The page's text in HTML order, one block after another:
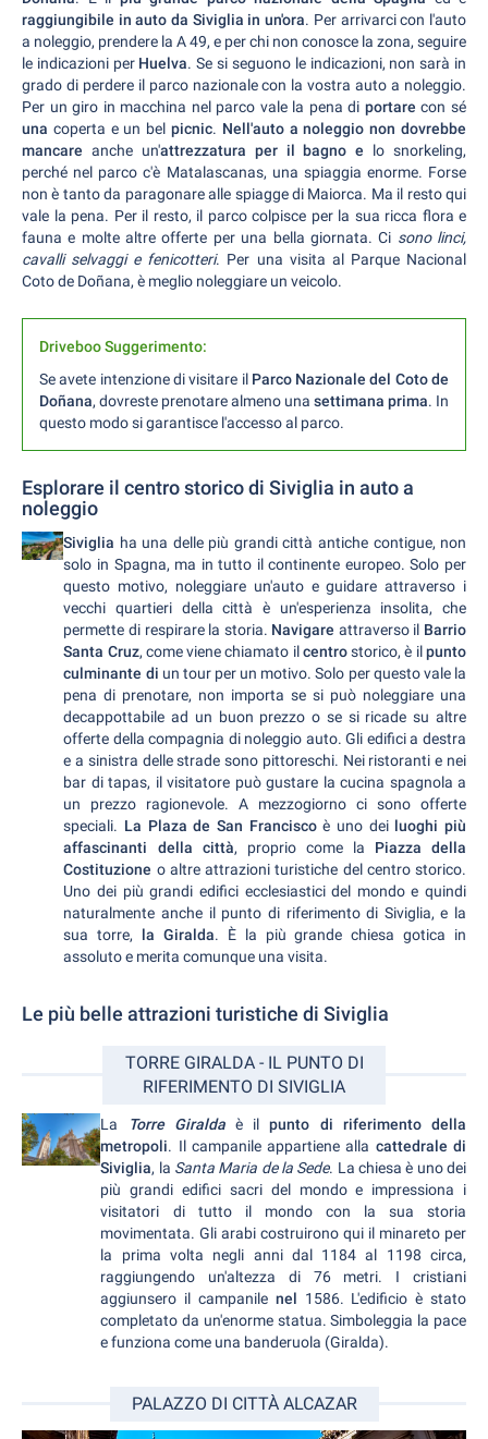
raggiungibile in auto da Siviglia in un'ora. Per arrivarci con l'auto
a noleggio, prendere la A 49, e per chi non conosce la zona, seguire
le indicazioni per Huelva. Se si seguono le indicazioni, non sarà in
grado di perdere il parco nazionale con la vostra auto a noleggio.
Per un giro in macchina nel parco vale la pena di portare con sé
una coperta e un bel picnic. Nell'auto a noleggio non dovrebbe
mancare anche un'attrezzatura per il bagno e lo snorkeling,
perché nel parco c'è Matalascanas, una spiaggia enorme. Forse
non è tanto da paragonare alle spiagge di Maiorca. Ma il resto qui
vale la pena. Per il resto, il parco colpisce per la sua ricca flora e
fauna e molte altre offerte per una bella giornata. Ci sono linci,
cavalli selvaggi e fenicotteri. Per una visita al Parque Nacional
Coto de Doñana, è meglio noleggiare un veicolo.
Driveboo Suggerimento:
Se avete intenzione di visitare ilParco Nazionale del Coto de
Doñana, dovreste prenotare almeno una settimana prima. In
questo modo si garantisce l'accesso al parco.
Esplorare il centro storico di Siviglia in auto a
noleggio
Siviglia ha una delle più grandi città antiche contigue, non
solo in Spagna, ma in tutto il continente europeo. Solo per
questo motivo, noleggiare un'auto e guidare attraverso i
vecchi quartieri della città è un'esperienza insolita, che
permette di respirare la storia. Navigare attraverso il Barrio
Santa Cruz, come viene chiamato ilcentrostorico, è ilpunto
culminante di un tour per un motivo. Solo per questo vale la
pena di prenotare, non importa se si può noleggiare una
decappottabile ad un buon prezzo o se si ricade su altre
offerte della compagnia di noleggio auto. Gli edifici a destra
e a sinistra delle strade sono pittoreschi. Nei ristoranti e nei
bar di tapas, il visitatore può gustare la cucina spagnola a
un prezzo ragionevole. A mezzogiorno ci sono offerte
speciali. La Plaza de San Franciscoè uno dei luoghi più
affascinanti della città, proprio come la Piazza della
Costituzione o altre attrazioni turistiche del centro storico.
Uno dei più grandi edifici ecclesiastici del mondo e quindi
naturalmente anche il punto di riferimento di Siviglia, e la
sua torre, la Giralda. È la più grande chiesa gotica in
assoluto e merita comunque una visita.
Le più belle attrazioni turistiche di Siviglia
TORRE GIRALDA - IL PUNTO DI
RIFERIMENTO DI SIVIGLIA
La Torre Giralda è ilpunto di riferimento della
metropoli. Il campanile appartiene alla cattedrale di
Siviglia, la Santa Maria de la Sede. La chiesa è uno dei
più grandi edifici sacri del mondo e impressiona i
visitatori di tutto il mondo con la sua storia
movimentata. Gli arabi costruirono qui il minareto per
la prima volta negli anni dal 1184 al 1198 circa,
raggiungendo un'altezza di 76 metri. I cristiani
aggiunsero il campanile nel 1586. L'edificio è stato
completato da un'enorme statua. Simboleggia la pace
e funziona come una banderuola (Giralda).
PALAZZO DI CITTÀ ALCAZAR